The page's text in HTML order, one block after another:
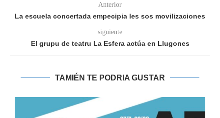
Anterior
La escuela concertada empecipia les sos movilizaciones
siguiente
El grupu de teatru La Esfera actúa en Llugones
TAMIÉN TE PODRIA GUSTAR